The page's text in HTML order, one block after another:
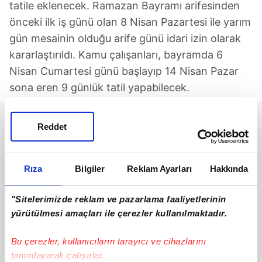
Rıza Bilgiler Reklam Ayarları Hakkında
"Sitelerimizde reklam ve pazarlama faaliyetlerinin
yürütülmesi amaçları ile çerezler kullanılmaktadır.
Bu çerezler, kullanıcıların tarayıcı ve cihazlarını
tanımlayarak çalışırlar.
Reddet
tatile eklenecek. Ramazan Bayramı arifesinden
önceki ilk iş günü olan 8 Nisan Pazartesi ile yarım
gün mesainin olduğu arife günü idari izin olarak
kararlaştırıldı. Kamu çalışanları, bayramda 6
Nisan Cumartesi günü başlayıp 14 Nisan Pazar
sona eren 9 günlük tatil yapabilecek.